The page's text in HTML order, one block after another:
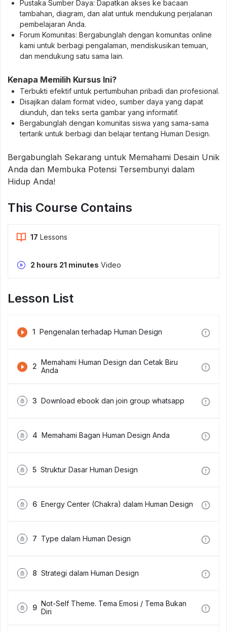
Pustaka Sumber Daya: Dapatkan akses ke bacaan
tambahan, diagram, dan alat untuk mendukung perjalanan
pembelajaran Anda.
Forum Komunitas: Bergabunglah dengan komunitas online
kami untuk berbagi pengalaman, mendiskusikan temuan,
dan mendukung satu sama lain.
Kenapa Memilih Kursus Ini?
Terbukti efektif untuk pertumbuhan pribadi dan profesional.
Disajikan dalam format video, sumber daya yang dapat
diunduh, dan teks serta gambar yang informatif.
Bergabunglah dengan komunitas siswa yang sama-sama
tertarik untuk berbagi dan belajar tentang Human Design.
Bergabunglah Sekarang untuk Memahami Desain Unik
Anda dan Membuka Potensi Tersembunyi dalam
Hidup Anda!
This Course Contains
17 Lessons
2 hours 21 minutes Video
Lesson List
1 Pengenalan terhadap Human Design
2 Memahami Human Design dan Cetak Biru
Anda
3 Download ebook dan join group whatsapp
4 Memahami Bagan Human Design Anda
5 Struktur Dasar Human Design
6 Energy Center (Chakra) dalam Human Design
7 Type dalam Human Design
8 Strategi dalam Human Design
9 Not-Self Theme. Tema Emosi / Tema Bukan
Diri